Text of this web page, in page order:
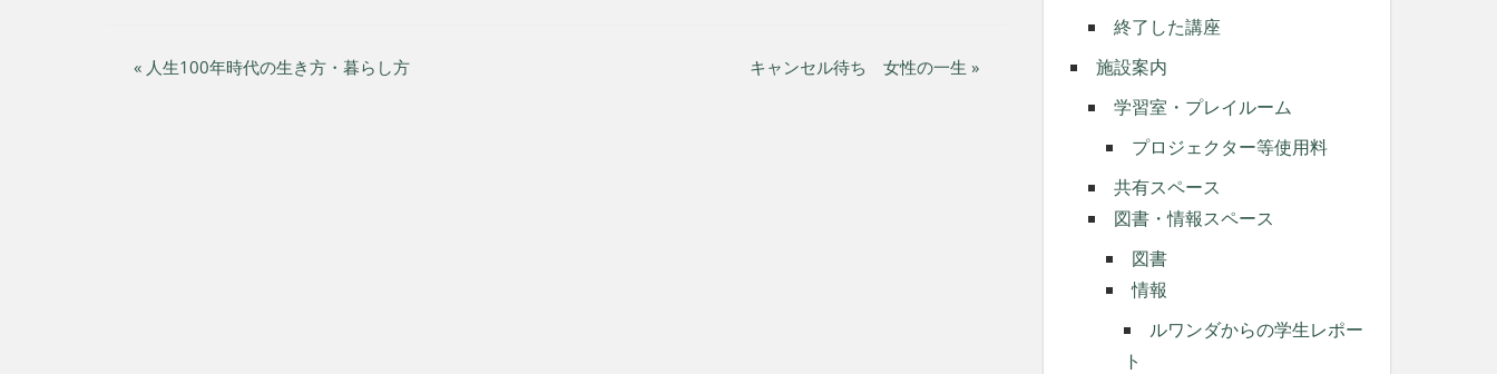
投
« 人生100年時代の生き方・暮らし方 キャンセル待ち 女性の一生 »
終了した講座
施設案内
学習室・プレイルーム
プロジェクター等使用料
共有スペース
図書・情報スペース
図書
情報
ルワンダからの学生レポー
ト